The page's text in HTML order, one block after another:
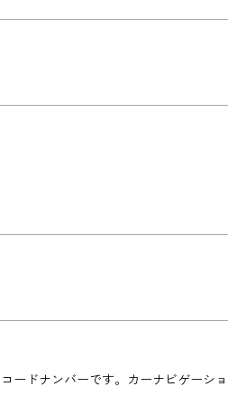
ドナンバーです。カーナビゲーシ